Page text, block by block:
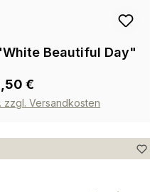
Beautiful Day"
€
zzgl. Versandkosten